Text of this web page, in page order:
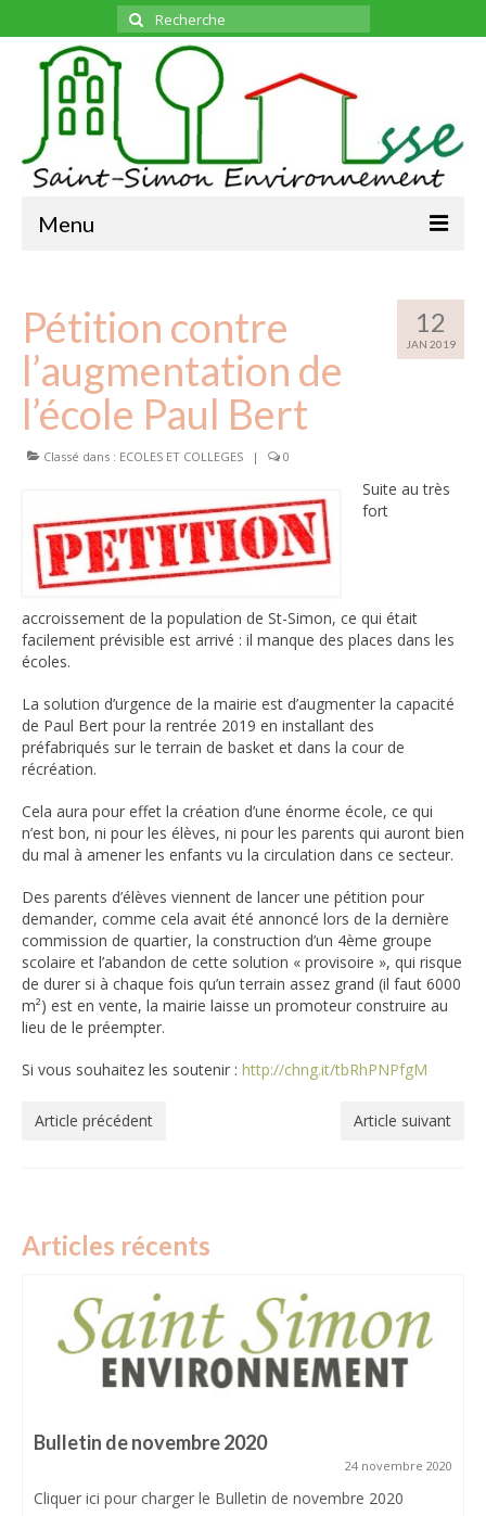
Rechercher
:
Menu
L’ASSOCIATION
LE BUREAU
BULLETINS
MENSUELS
PLU ET PROMOTEURS IMMOBILIERS
EQUIPEMENTS PUBLICS
ECOLES ET COLLEGES
TAXE D’AMENAGEMENT MAJOREE
DECHETS ET POLLUTION
COMMERCES ET SERVICES
SECURITE
REUNIONS ET
EVENEMENTS
ST SIMON
Plan du quartier du nouveau Plu adopté fin 2025
Plan du réseau de transport Tisséo du quartier
Plan des aménagements cyclables du quartier
Mairie
Histoire et patrimoine
BULLETINS
12
JAN 2019
Pétition contre
l’augmentation de
l’école Paul Bert
Classé dans : ECOLES ET COLLEGES | 0
Suite au très
fort
accroissement de la population de St-Simon, ce qui était
facilement prévisible est arrivé : il manque des places dans les
écoles.
La solution d’urgence de la mairie est d’augmenter la capacité
de Paul Bert pour la rentrée 2019 en installant des
préfabriqués sur le terrain de basket et dans la cour de
récréation.
Cela aura pour effet la création d’une énorme école, ce qui
n’est bon, ni pour les élèves, ni pour les parents qui auront bien
du mal à amener les enfants vu la circulation dans ce secteur.
Des parents d’élèves viennent de lancer une pétition pour
demander, comme cela avait été annoncé lors de la dernière
commission de quartier, la construction d’un 4ème groupe
scolaire et l’abandon de cette solution « provisoire », qui risque
de durer si à chaque fois qu’un terrain assez grand (il faut 6000
m²) est en vente, la mairie laisse un promoteur construire au
lieu de le préempter.
Si vous souhaitez les soutenir : http://chng.it/tbRhPNPfgM
Article précédent Article suivant
Articles récents
Bulletin de novembre 2020
24 novembre 2020
Cliquer ici pour charger le Bulletin de novembre 2020